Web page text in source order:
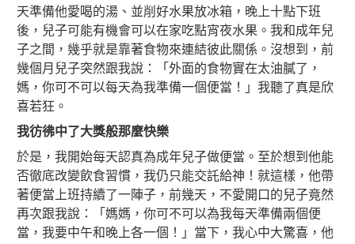
天準備他愛喝的湯、並削好水果放冰箱，晚上十點下班
後，兒子可能有機會可以在家吃點宵夜水果。我和成年兒
子之間，幾乎就是靠著食物來連結彼此關係。沒想到，前
幾個月兒子突然跟我說：「外面的食物實在太油膩了，
媽，你可不可以每天為我準備一個便當！」我聽了真是欣
喜若狂。
我彷彿中了大獎般那麼快樂
於是，我開始每天認真為成年兒子做便當。至於想到他能
否徹底改變飲食習慣，我仍只能交託給神！就這樣，他帶
著便當上班持續了一陣子，前幾天，不愛開口的兒子竟然
再次跟我說：「媽媽，你可不可以為我每天準備兩個便
當，我要中午和晚上各一個！」當下，我心中大驚喜，他